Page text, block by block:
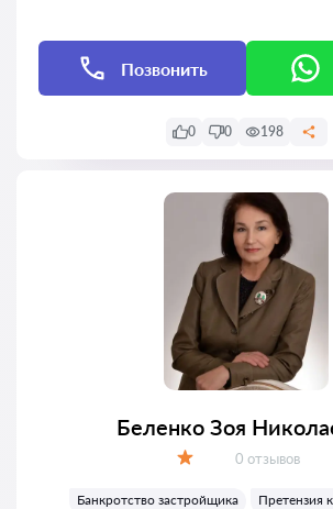
Позвонить
0 0 198
Беленко Зоя
Отзывов:
0 отзывов
Банкротство застройщика
Претензия